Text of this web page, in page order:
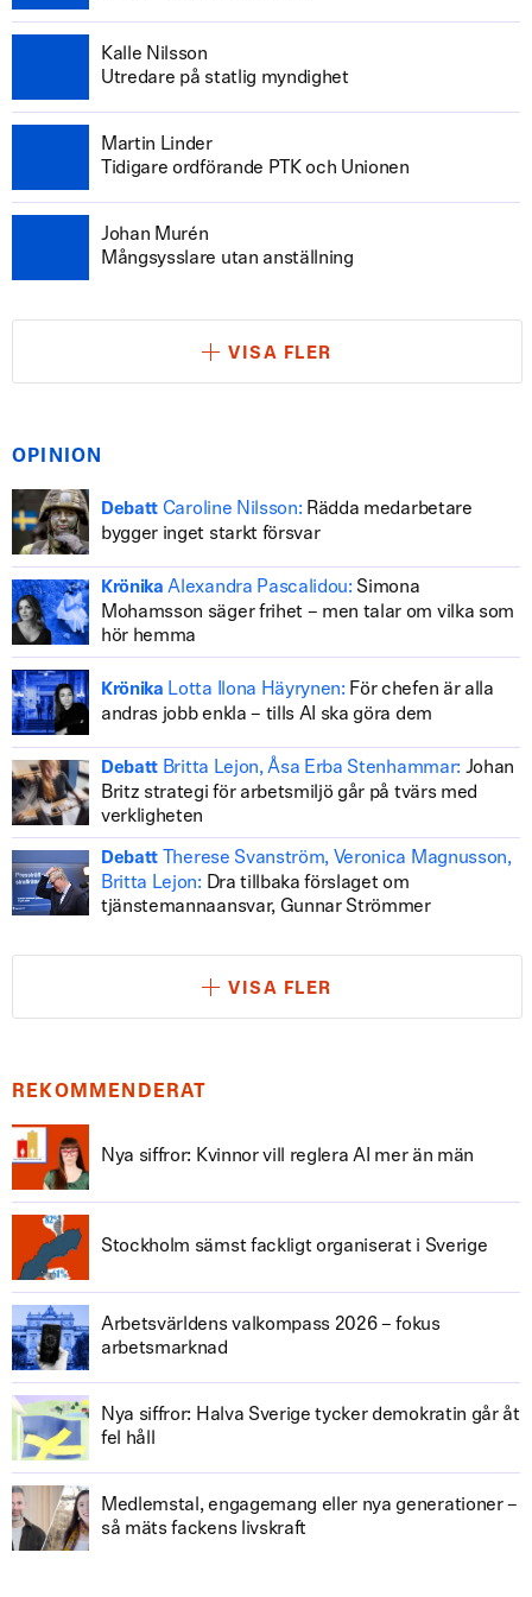
Kalle Nilsson
Utredare på statlig myndighet
Martin Linder
Tidigare ordförande PTK och Unionen
Johan Murén
Mångsysslare utan anställning
VISA FLER
OPINION
Debatt Caroline Nilsson: Rädda medarbetare
bygger inget starkt försvar
Krönika Alexandra Pascalidou: Simona
Mohamsson säger frihet – men talar om vilka som
hör hemma
Krönika Lotta Ilona Häyrynen: För chefen är alla
andras jobb enkla – tills AI ska göra dem
Debatt Britta Lejon, Åsa Erba Stenhammar: Johan
Britz strategi för arbetsmiljö går på tvärs med
verkligheten
Debatt
Therese Svanström, Veronica Magnusson,
Britta Lejon: Dra tillbaka förslaget om
tjänstemannaansvar, Gunnar Strömmer
VISA FLER
REKOMMENDERAT
Nya siffror: Kvinnor vill reglera AI mer än män
Stockholm sämst fackligt organiserat i Sverige
Arbetsvärldens valkompass 2026 – fokus
arbetsmarknad
Nya siffror: Halva Sverige tycker demokratin går åt
fel håll
Medlemstal, engagemang eller nya generationer –
så mäts fackens livskraft